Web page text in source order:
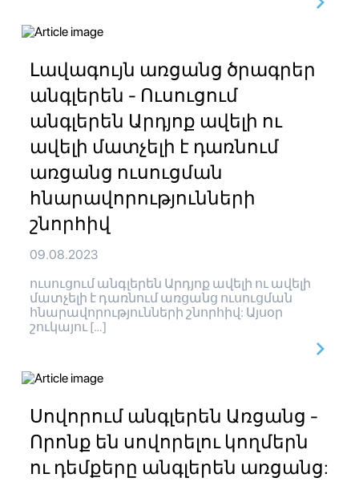
Լավագույն առցանց ծրագրեր
անգլերեն - Ուսուցում
անգլերեն Արդյոք ավելի ու
ավելի մատչելի է դառնում
առցանց ուսուցման
հնարավորությունների
շնորհիվ
09.08.2023
ուսուցում անգլերեն Արդյոք ավելի ու ավելի
մատչելի է դառնում առցանց ուսուցման
հնարավորությունների շնորհիվ: Այսօր
շուկայու […]
Սովորում անգլերեն Առցանց -
Որոնք են սովորելու կողմերն
ու դեմքերը անգլերեն առցանց: